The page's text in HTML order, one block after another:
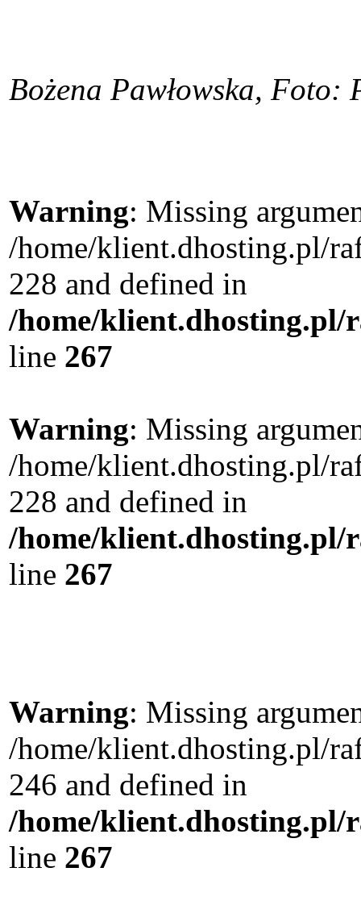
Bożena Pawłowska,
Warning: Missing
/home/klient.dhosting.pl/
228 and defined in
/home/klient.dhosting.pl/
line 267
Warning: Missing
/home/klient.dhosting.pl/
228 and defined in
/home/klient.dhosting.pl/
line 267
Warning: Missing
/home/klient.dhosting.pl/
246 and defined in
/home/klient.dhosting.pl/
line 267